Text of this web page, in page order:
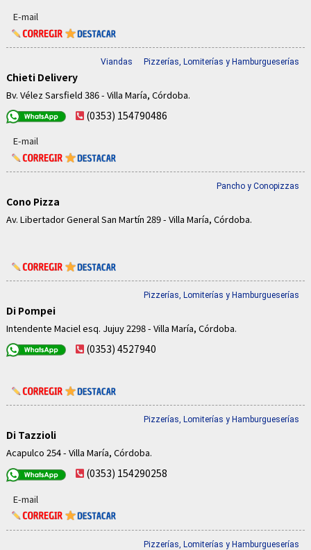
E-mail
Viandas Pizzerías, Lomiterías y Hamburgueserías
Chieti Delivery
Bv. Vélez Sarsfield 386 - Villa María, Córdoba.
(0353) 154790486
E-mail
Pancho y Conopizzas
Cono Pizza
Av. Libertador General San Martín 289 - Villa María, Córdoba.
Pizzerías, Lomiterías y Hamburgueserías
Di Pompei
Intendente Maciel esq. Jujuy 2298 - Villa María, Córdoba.
(0353) 4527940
Pizzerías, Lomiterías y Hamburgueserías
Di Tazzioli
Acapulco 254 - Villa María, Córdoba.
(0353) 154290258
E-mail
Pizzerías, Lomiterías y Hamburgueserías